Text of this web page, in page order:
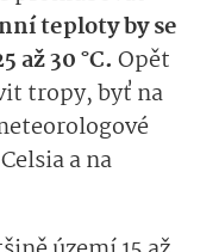
teploty by se
až 30 °C.Opět
tropy, byť na
a na